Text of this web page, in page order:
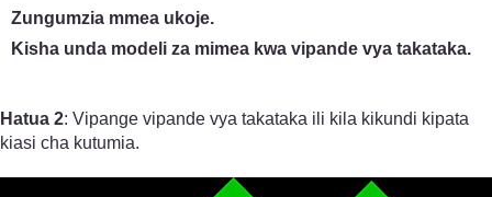
Zungumzia mmea ukoje.
Kisha unda modeli za mimea kwa vipande vya takataka.
Hatua 2: Vipange vipande vya takataka ili kila kikundi kipata
kiasi cha kutumia.